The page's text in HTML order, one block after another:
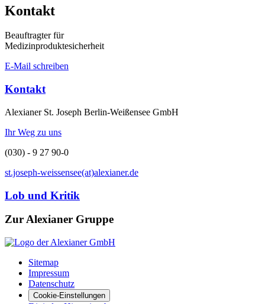
Kontakt
Beauftragter für
Medizinproduktesicherheit
E-Mail schreiben
Kontakt
Alexianer St. Joseph Berlin-Weißensee GmbH
Ihr Weg zu uns
(030) - 9 27 90-0
st.joseph-weissensee(at)alexianer.de
Lob und Kritik
Zur Alexianer Gruppe
Sitemap
Impressum
Datenschutz
Cookie-Einstellungen